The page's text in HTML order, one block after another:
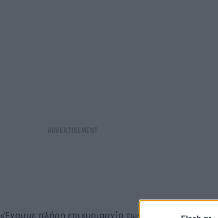
«Έχουμε πλήρη επικυριαρχία των ΗΠΑ σε